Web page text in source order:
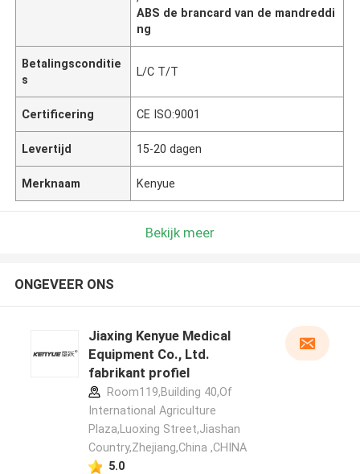
ABS de brancard van de mandreddi
ng
Betalingsconditie
s
L/C T/T
Certificering CE ISO:9001
Levertijd 15-20 dagen
Merknaam Kenyue
Bekijk meer
ONGEVEER ONS
Jiaxing Kenyue Medical
Equipment Co., Ltd.
fabrikant profiel
Room119,Building 40,Of
International Agriculture
Plaza,Luoxing Street,Jiashan
Country,Zhejiang,China ,CHINA
5.0